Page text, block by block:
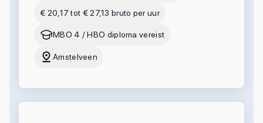
€ 20,17 tot € 27,13 bruto per uur
MBO 4 / HBO diploma vereist
Amstelveen